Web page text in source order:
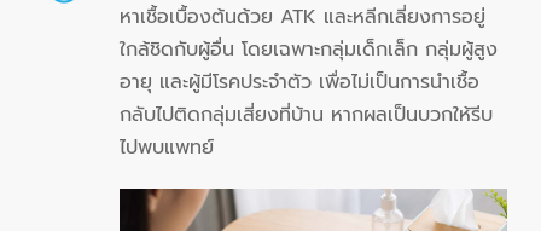
หาเชื้อเบื้องต้นด้วย ATK และหลีกเลี่ยงการอยู่
ใกล้ชิดกับผู้อื่น โดยเฉพาะกลุ่มเด็กเล็ก กลุ่มผู้สูง
อายุ และผู้มีโรคประจำตัว เพื่อไม่เป็นการนำเชื้อ
กลับไปติดกลุ่มเสี่ยงที่บ้าน หากผลเป็นบวกให้รีบ
ไปพบแพทย์